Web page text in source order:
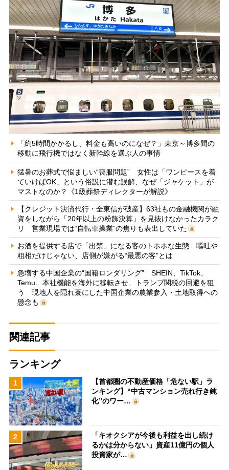
「約5時間かかるし、料金も高いのになぜ？」東京～博多間の
移動に飛行機ではなく新幹線を選ぶ人の事情
猛暑のお葬式で悩ましい“喪服問題” 女性は「ワンピースを着
ていけばOK」という俗説に潜む誤解、なぜ「ジャケット」が
マストなのか？《1級葬祭ディレクターが解説》
【クレジット決済代行・全東信が破産】63社もの金融機関が融
資をしながら「20年以上の粉飾決算」を見抜けなかったカラク
リ 営業現場では“自転車操業”の焦りも表出していた
お酒を提供する店で「出禁」になる客のトホホな生態 嘔吐や
粗相だけじゃない、店側が嫌がる“最悪の客”とは
急増する中国企業の“国籍ロンダリング” SHEIN、TikTok、
Temu…本社機能を海外に移転させ、トランプ関税の回避を狙
う 現地人を隠れ蓑にした中国企業の農業参入・土地取得への
懸念も
関連記事
ランキング
1
【首都圏の不動産価格「危ない駅」ラ
ンキング】“中古マンション売れ行き鈍
化”のワー…
2
「キオクシアが今後も利益を出し続け
るかは分からない」資産11億円の個人
投資家が…